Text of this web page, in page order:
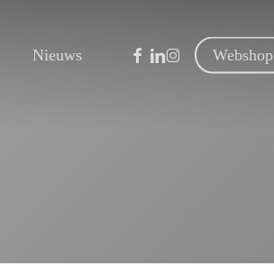
Nieuws Webshop
facebook
linkedin
instagram